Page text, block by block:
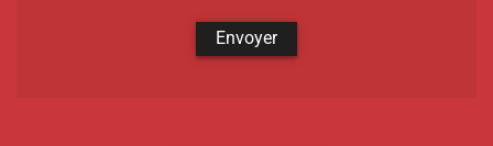
Envoyer